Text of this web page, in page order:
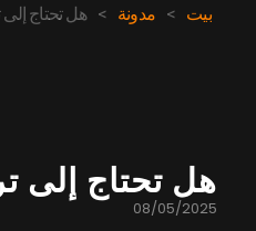
بيت > مدونة > هل تحتاج
هل تحتاج إلى
08/05/2025